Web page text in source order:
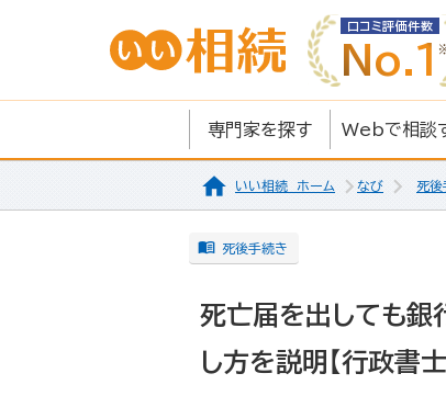
口コミ評価件数
No.1
専門家を探す Webで相談
いい相続 ホーム なび 死後
死後手続き
死亡届を出しても銀
し方を説明【行政書士